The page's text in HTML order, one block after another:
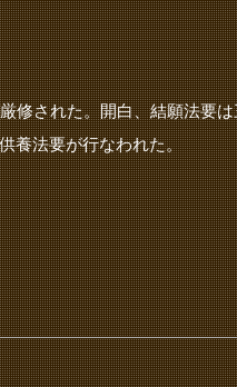
修された。開白、結願法要は
養法要が行なわれた。